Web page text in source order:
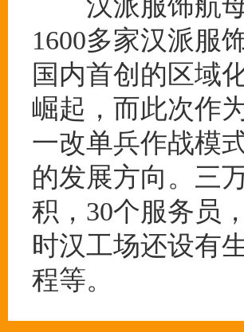
汉派服饰航母“
1600多家汉派服
国内首创的区域
崛起，而此次作
一改单兵作战模
的发展方向。三
积，30个服务员
时汉工场还设有
程等。